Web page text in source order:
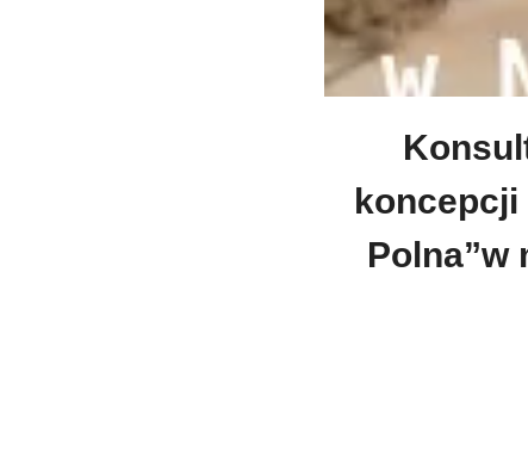
koncepcji
Polna”w